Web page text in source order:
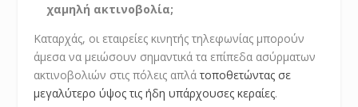
χαμηλή ακτινοβολία;
Καταρχάς, οι εταιρείες κινητής τηλεφωνίας μπορούν
άμεσα να μειώσουν σημαντικά τα επίπεδα ασύρματων
ακτινοβολιών στις πόλεις απλάτοποθετώντας σε
μεγαλύτερο ύψος τις ήδη υπάρχουσες κεραίες.